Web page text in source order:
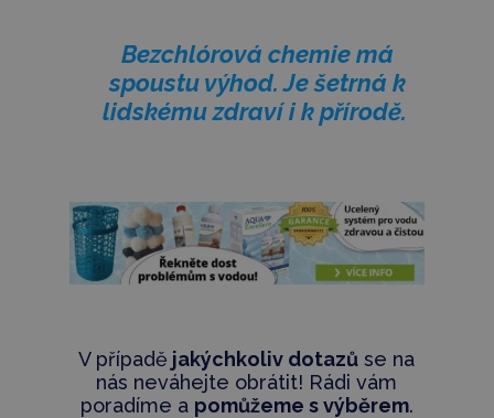
Bezchlórová chemie má
spoustu výhod. Je šetrná k
lidskému zdraví i k přírodě.
V případě jakýchkoliv dotazů se na
nás neváhejte obrátit! Rádi vám
poradíme a pomůžeme s výběrem.